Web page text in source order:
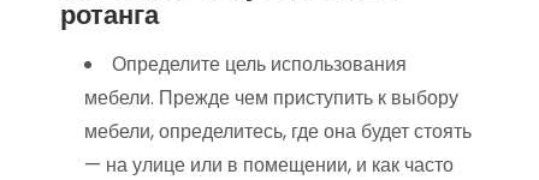
ротанга
Определите цель использования
мебели. Прежде чем приступить к выбору
мебели, определитесь, где она будет стоять
— на улице или в помещении, и как часто